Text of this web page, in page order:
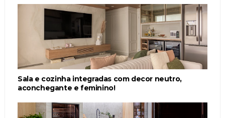
Sala e cozinha integradas com decor neutro,
aconchegante e feminino!